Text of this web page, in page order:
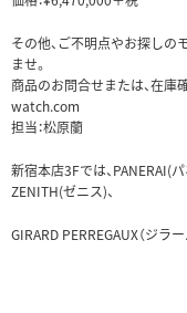
その他、ご不明点やお探し
ませ。
商品のお問合せまたは、在
watch.com
担当：松原蘭
新宿本店3Fでは、PANERAI(
ZENITH(ゼニス)、
GIRARD PERREGAUX（ジラ